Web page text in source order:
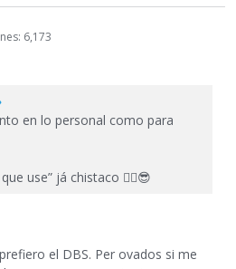
6,173
en lo personal como para
use” já chistaco ✌🏼😎
el DBS. Per ovados si me